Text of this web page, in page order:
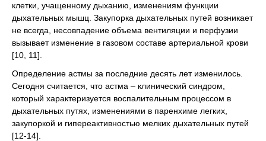
клетки, учащенному дыханию, изменениям функции
дыхательных мышц. Закупорка дыхательных путей возникает
не всегда, несовпадение объема вентиляции и перфузии
вызывает изменение в газовом составе артериальной крови
[10, 11].
Определение астмы за последние десять лет изменилось.
Сегодня считается, что астма – клинический синдром,
который характеризуется воспалительным процессом в
дыхательных путях, изменениями в паренхиме легких,
закупоркой и гипереактивностью мелких дыхательных путей
[12-14].